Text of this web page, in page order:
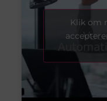
Klik om